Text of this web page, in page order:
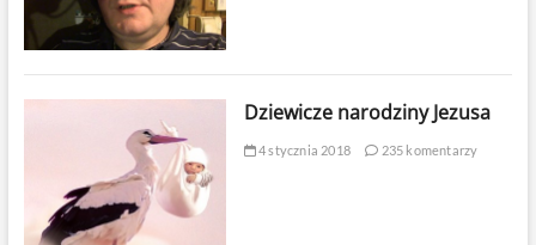
Dziewicze narodziny Jezusa
4 stycznia 2018 235 komentarzy